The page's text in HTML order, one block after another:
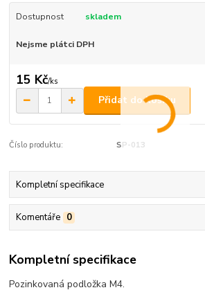
Dostupnost skladem
Nejsme plátci DPH
15 Kč/ks
Přidat do košíku
Číslo produktu: SP-013
Kompletní specifikace
Komentáře 0
Kompletní specifikace
Pozinkovaná podložka M4.